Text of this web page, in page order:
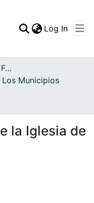
Statistics
Log In
Archivo del Patrimonio Fotográfico y Fílmico del Valle del Cauca
Los Municipios
la Iglesia de